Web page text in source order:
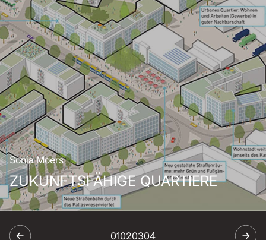
Sonja Moers
ZUKUNFTSFÄHIGE QUARTIERE